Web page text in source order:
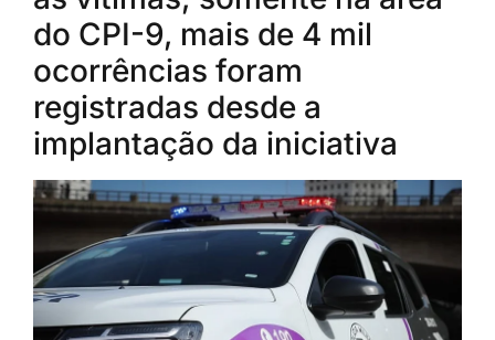
do CPI-9, mais de 4 mil
ocorrências foram
registradas desde a
implantação da iniciativa